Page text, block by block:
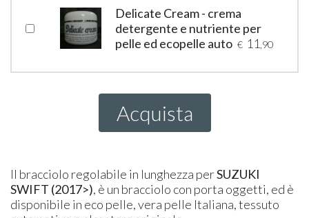
Delicate Cream - crema
detergente e nutriente per
pelle ed ecopelle auto € 11 ,90
Acquista
Il bracciolo regolabile in lunghezza perSUZUKI
SWIFT (2017>), è un bracciolo con porta oggetti, ed è
disponibile in eco pelle, vera pelle Italiana, tessuto